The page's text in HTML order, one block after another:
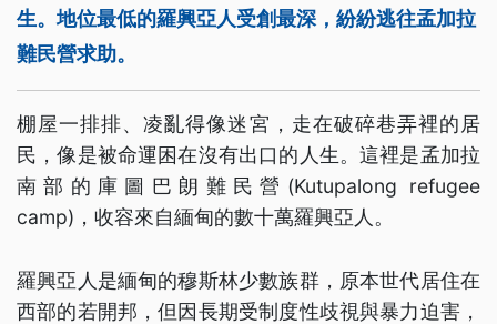
生。地位最低的羅興亞人受創最深，紛紛逃往孟加拉
難民營求助。
棚屋一排排、凌亂得像迷宮，走在破碎巷弄裡的居
民，像是被命運困在沒有出口的人生。這裡是孟加拉
南部的庫圖巴朗難民營(Kutupalong refugee
camp)，收容來自緬甸的數十萬羅興亞人。
羅興亞人是緬甸的穆斯林少數族群，原本世代居住在
西部的若開邦，但因長期受制度性歧視與暴力迫害，